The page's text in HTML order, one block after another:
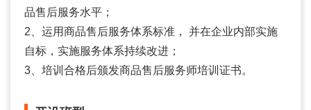
品售后服务水平；
2、运用商品售后服务体系标准， 并在企业内部实施
自标，实施服务体系持续改进；
3、培训合格后颁发商品售后服务师培训证书。